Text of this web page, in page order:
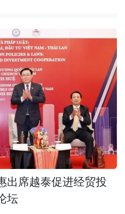
出席越泰促进经贸投
坛